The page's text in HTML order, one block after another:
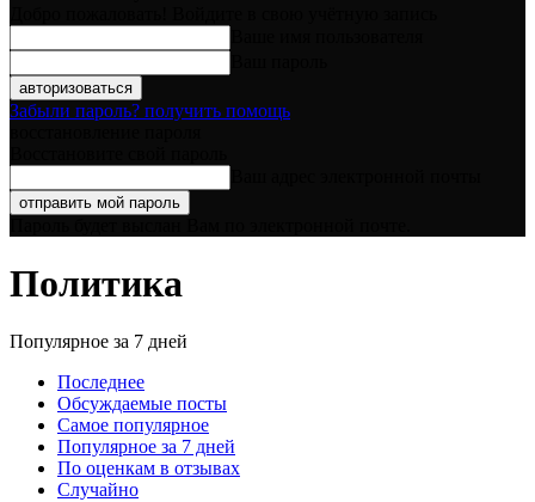
Забыли пароль? получить помощь
Политика
Популярное за 7 дней
Последнее
Обсуждаемые посты
Самое популярное
Популярное за 7 дней
По оценкам в отзывах
Случайно